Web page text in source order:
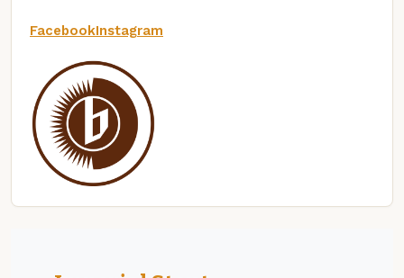
FacebookInstagram